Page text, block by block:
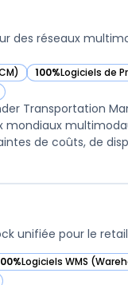
des réseaux
100%Logiciels de
— voir Blue
Transportation
mondiaux
de coûts, de
unifiée pour le
Logiciels WMS
voir Akolade dans cette